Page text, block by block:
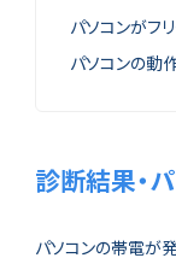
パソコンがフ
パソコンの動
診断結果・
パソコンの帯電が